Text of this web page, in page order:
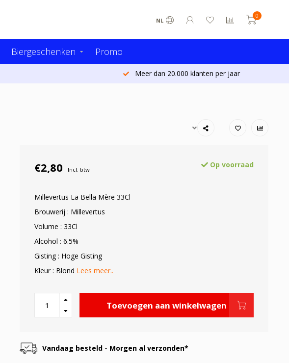
NL
0
Biergeschenken Promo
Meer dan 20.000 klanten per jaar
€2,80 Incl. btw
Op voorraad
Millevertus La Bella Mère 33Cl
Brouwerij : Millevertus
Volume : 33Cl
Alcohol : 6.5%
Gisting : Hoge Gisting
Kleur : Blond Lees meer..
Toevoegen aan winkelwagen
Vandaag besteld - Morgen al verzonden*